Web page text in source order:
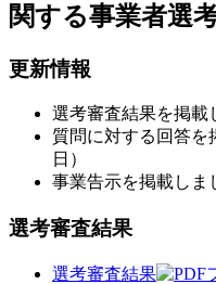
関する事業者選
更新情報
選考審査結果を掲載
質問に対する回答を
日）
事業告示を掲載しま
選考審査結果
選考審査結果